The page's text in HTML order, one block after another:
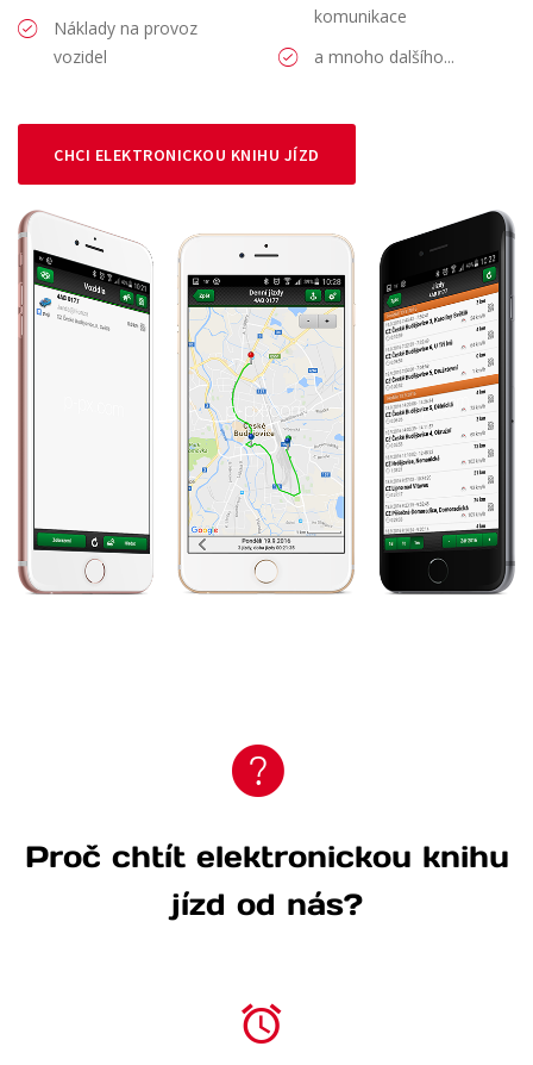
Náklady na provoz
vozidel
komunikace
a mnoho dalšího...
CHCI ELEKTRONICKOU KNIHU JÍZD
Proč chtít elektronickou knihu
jízd od nás?